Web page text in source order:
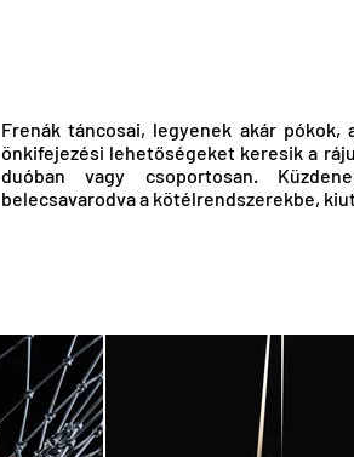
Frenák táncosai, legyenek akár pókok,
önkifejezési lehetőségeket keresik a
duóban vagy csoportosan.
belecsavarodva a kötélrendszerekbe,